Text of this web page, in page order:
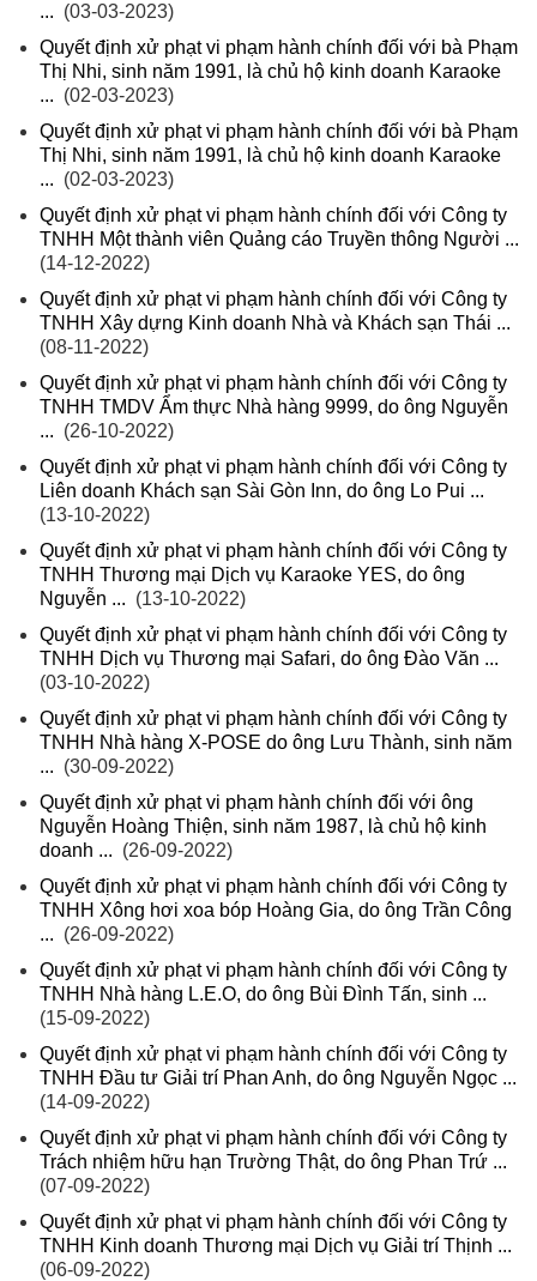
... (03-03-2023)
Quyết định xử phạt vi phạm hành chính đối với bà Phạm
Thị Nhi, sinh năm 1991, là chủ hộ kinh doanh Karaoke
... (02-03-2023)
Quyết định xử phạt vi phạm hành chính đối với bà Phạm
Thị Nhi, sinh năm 1991, là chủ hộ kinh doanh Karaoke
... (02-03-2023)
Quyết định xử phạt vi phạm hành chính đối với Công ty
TNHH Một thành viên Quảng cáo Truyền thông Người ...
(14-12-2022)
Quyết định xử phạt vi phạm hành chính đối với Công ty
TNHH Xây dựng Kinh doanh Nhà và Khách sạn Thái ...
(08-11-2022)
Quyết định xử phạt vi phạm hành chính đối với Công ty
TNHH TMDV Ẩm thực Nhà hàng 9999, do ông Nguyễn
... (26-10-2022)
Quyết định xử phạt vi phạm hành chính đối với Công ty
Liên doanh Khách sạn Sài Gòn Inn, do ông Lo Pui ...
(13-10-2022)
Quyết định xử phạt vi phạm hành chính đối với Công ty
TNHH Thương mại Dịch vụ Karaoke YES, do ông
Nguyễn ... (13-10-2022)
Quyết định xử phạt vi phạm hành chính đối với Công ty
TNHH Dịch vụ Thương mại Safari, do ông Đào Văn ...
(03-10-2022)
Quyết định xử phạt vi phạm hành chính đối với Công ty
TNHH Nhà hàng X-POSE do ông Lưu Thành, sinh năm
... (30-09-2022)
Quyết định xử phạt vi phạm hành chính đối với ông
Nguyễn Hoàng Thiện, sinh năm 1987, là chủ hộ kinh
doanh ... (26-09-2022)
Quyết định xử phạt vi phạm hành chính đối với Công ty
TNHH Xông hơi xoa bóp Hoàng Gia, do ông Trần Công
... (26-09-2022)
Quyết định xử phạt vi phạm hành chính đối với Công ty
TNHH Nhà hàng L.E.O, do ông Bùi Đình Tấn, sinh ...
(15-09-2022)
Quyết định xử phạt vi phạm hành chính đối với Công ty
TNHH Đầu tư Giải trí Phan Anh, do ông Nguyễn Ngọc ...
(14-09-2022)
Quyết định xử phạt vi phạm hành chính đối với Công ty
Trách nhiệm hữu hạn Trường Thật, do ông Phan Trứ ...
(07-09-2022)
Quyết định xử phạt vi phạm hành chính đối với Công ty
TNHH Kinh doanh Thương mại Dịch vụ Giải trí Thịnh ...
(06-09-2022)